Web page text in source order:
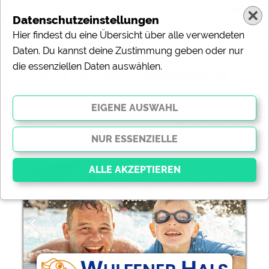
272 Touristikstellplätze
ändern Sortierung:
Camping- und Ferienpark Wulfener
Hals
Datenschutzeinstellungen
Hier findest du eine Übersicht über alle verwendeten
Daten. Du kannst deine Zustimmung geben oder nur
die essenziellen Daten auswählen.
Essenziell
Essenzielle Cookies ermöglichen grundlegende
Funktionen und sind für die einwandfreie Funktion der
Website dringend erforderlich. Ohne diese Cookies
werden Teile der Website nicht funktionieren